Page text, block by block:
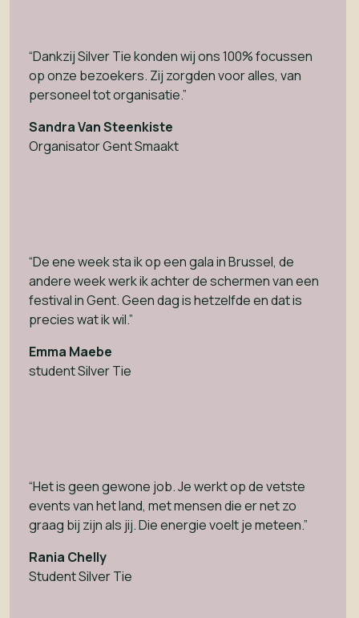
“Dankzij Silver Tie konden wij ons 100% focussen
op onze bezoekers. Zij zorgden voor alles, van
personeel tot organisatie.”
Sandra Van Steenkiste
Organisator Gent Smaakt
“De ene week sta ik op een gala in Brussel, de
andere week werk ik achter de schermen van een
festival in Gent. Geen dag is hetzelfde en dat is
precies wat ik wil.”
Emma Maebe
student Silver Tie
“Het is geen gewone job. Je werkt op de vetste
events van het land, met mensen die er net zo
graag bij zijn als jij. Die energie voelt je meteen.”
Rania Chelly
Student Silver Tie